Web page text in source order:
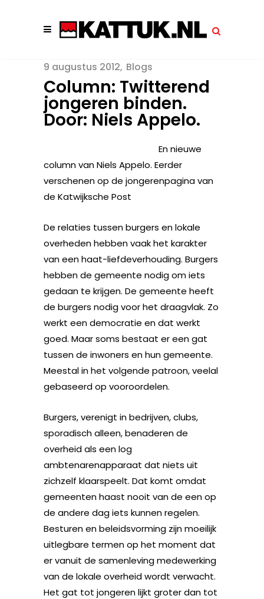
9 augustus 2012 Blogs
Column: Twitterend
jongeren binden.
Door: Niels Appelo.
En nieuwe
column van Niels Appelo. Eerder
verschenen op de jongerenpagina van
de Katwijksche Post
De relaties tussen burgers en lokale
overheden hebben vaak het karakter
van een haat-liefdeverhouding. Burgers
hebben de gemeente nodig om iets
gedaan te krijgen. De gemeente heeft
de burgers nodig voor het draagvlak. Zo
werkt een democratie en dat werkt
goed. Maar soms bestaat er een gat
tussen de inwoners en hun gemeente.
Meestal in het volgende patroon, veelal
gebaseerd op vooroordelen.
Burgers, verenigt in bedrijven, clubs,
sporadisch alleen, benaderen de
overheid als een log
ambtenarenapparaat dat niets uit
zichzelf klaarspeelt. Dat komt omdat
gemeenten haast nooit van de een op
de andere dag iets kunnen regelen.
Besturen en beleidsvorming zijn moeilijk
uitlegbare termen op het moment dat
er vanuit de samenleving medewerking
van de lokale overheid wordt verwacht.
Het gat tot jongeren lijkt groter dan tot